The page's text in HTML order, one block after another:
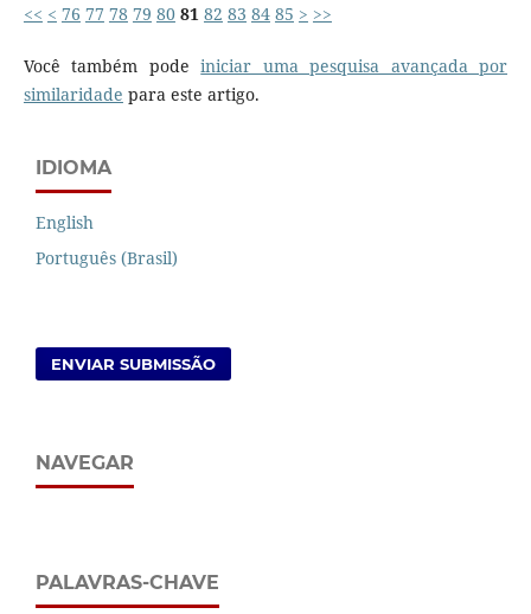
<< < 76 77 78 79 80 81 82 83 84 85 > >>
Você também podeiniciar uma pesquisa avançada por
similaridade para este artigo.
IDIOMA
English
Português (Brasil)
ENVIAR SUBMISSÃO
NAVEGAR
PALAVRAS-CHAVE